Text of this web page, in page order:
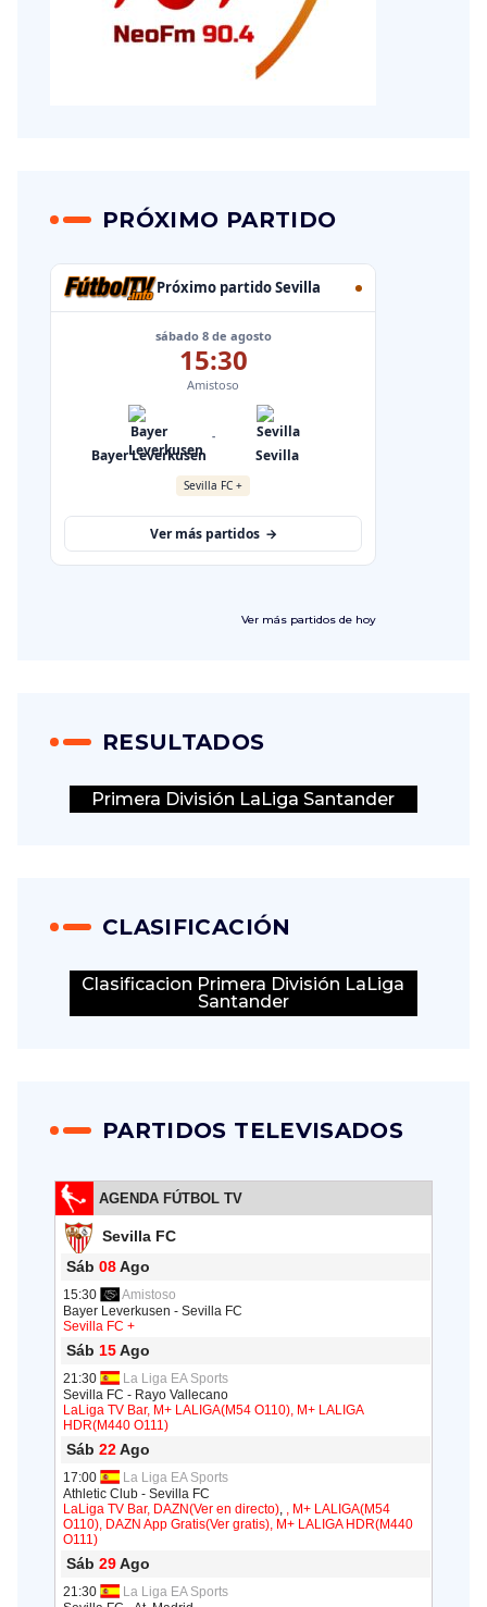
PRÓXIMO PARTIDO
Ver más partidos de hoy
RESULTADOS
Primera División LaLiga Santander
CLASIFICACIÓN
Clasificacion Primera División LaLiga
Santander
PARTIDOS TELEVISADOS